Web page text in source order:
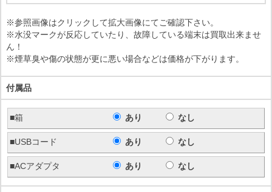
※参照画像はクリックして拡大画像にてご確認下さい。
※水没マークが反応していたり、故障している端末は買取出来ませ
ん！
※煙草臭や傷の状態が更に悪い場合などは価格が下がります。
付属品
■箱 あり なし
■USBコード あり なし
■ACアダプタ あり なし